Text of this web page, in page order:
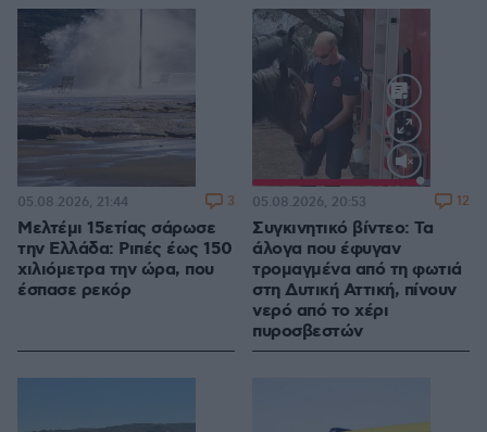
Μελτέμι 15ετίας σάρωσε
την Ελλάδα: Ριπές έως 150
χιλιόμετρα την ώρα, που
έσπασε ρεκόρ
05.08.2026, 21:44 3
Loaded:
100.00%
Συγκινητικό βίντεο: Τα
άλογα που έφυγαν
τρομαγμένα από τη φωτιά
στη Δυτική Αττική, πίνουν
νερό από το χέρι
πυροσβεστών
05.08.2026, 20:53 12